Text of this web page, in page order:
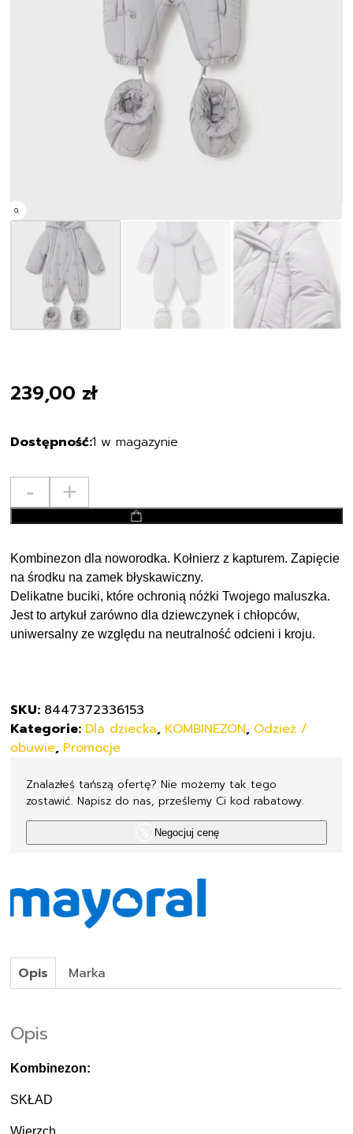
239,00 zł
1 w magazynie
-
Mayoral
kombinezon
2603
Rozmiar
80
12M
+
Kombinezon dla noworodka. Kołnierz z kapturem. Zapięcie
na środku na zamek błyskawiczny.
Delikatne buciki, które ochronią nóżki Twojego maluszka.
Jest to artykuł zarówno dla dziewczynek i chłopców,
uniwersalny ze względu na neutralność odcieni i kroju.
SKU: 8447372336153
Kategorie: Dla dziecka, KOMBINEZON, Odzież /
obuwie, Promocje
Znalazłeś tańszą ofertę? Nie możemy tak tego
zostawić. Napisz do nas, prześlemy Ci kod rabatowy.
Negocjuj cenę
Opis Marka
Opis
Kombinezon:
SKŁAD